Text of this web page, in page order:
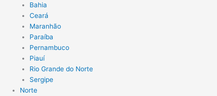
Bahia
Ceará
Maranhão
Paraíba
Pernambuco
Piauí
Rio Grande do Norte
Sergipe
Norte